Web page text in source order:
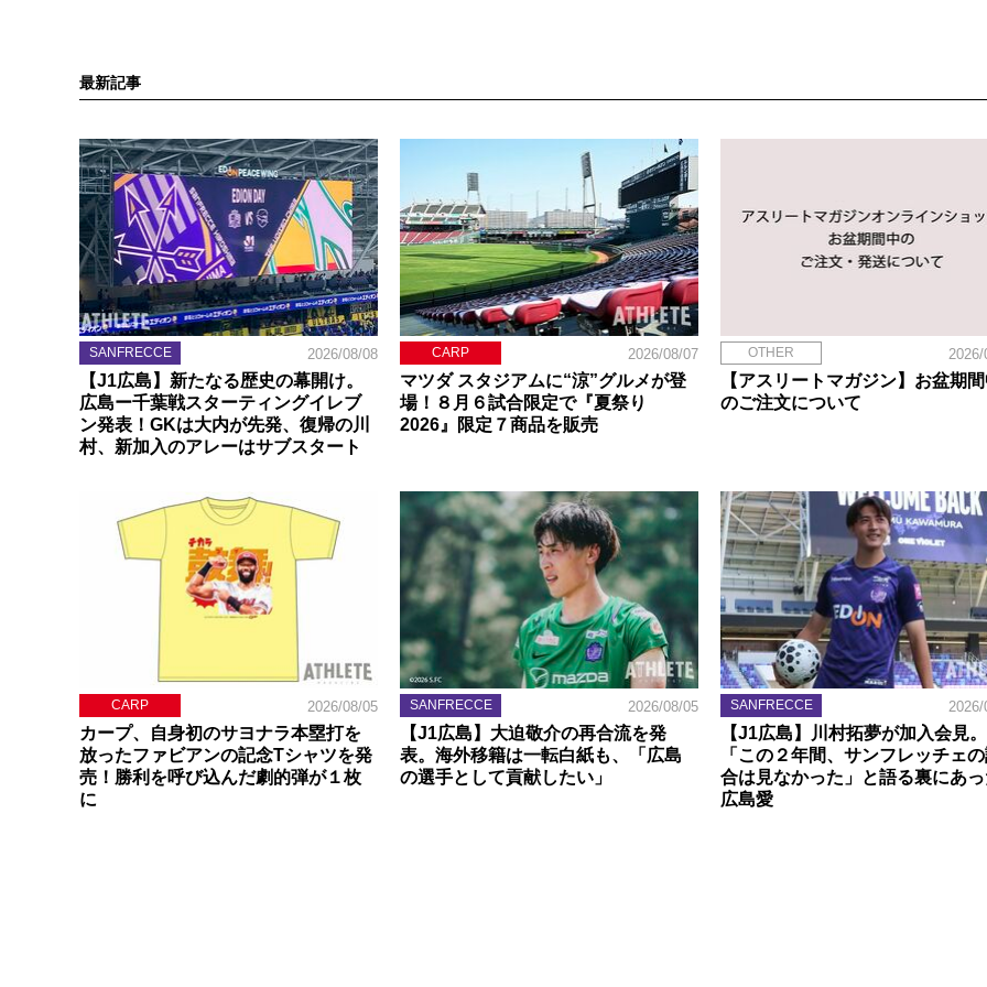
最新記事
SANFRECCE 2026/08/08
【J1広島】新たなる歴史の幕開け。
広島ー千葉戦スターティングイレブ
ン発表！GKは大内が先発、復帰の川
村、新加入のアレーはサブスタート
CARP 2026/08/07
マツダ スタジアムに“涼”グルメが登
場！８月６試合限定で『夏祭り
2026』限定７商品を販売
OTHER
【アスリートマガジン】お盆期
のご注文について
CARP 2026/08/05
カープ、自身初のサヨナラ本塁打を
放ったファビアンの記念Tシャツを発
売！勝利を呼び込んだ劇的弾が１枚
に
SANFRECCE 2026/08/05
【J1広島】大迫敬介の再合流を発
表。海外移籍は一転白紙も、「広島
の選手として貢献したい」
SANFRECCE
【J1広島】川村拓夢が加入会見。
「この２年間、サンフレッチェ
合は見なかった」と語る裏にあっ
広島愛